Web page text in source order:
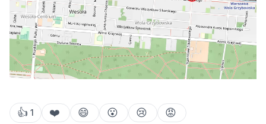
👍 1 ❤️ 😄 😮 😢 😡